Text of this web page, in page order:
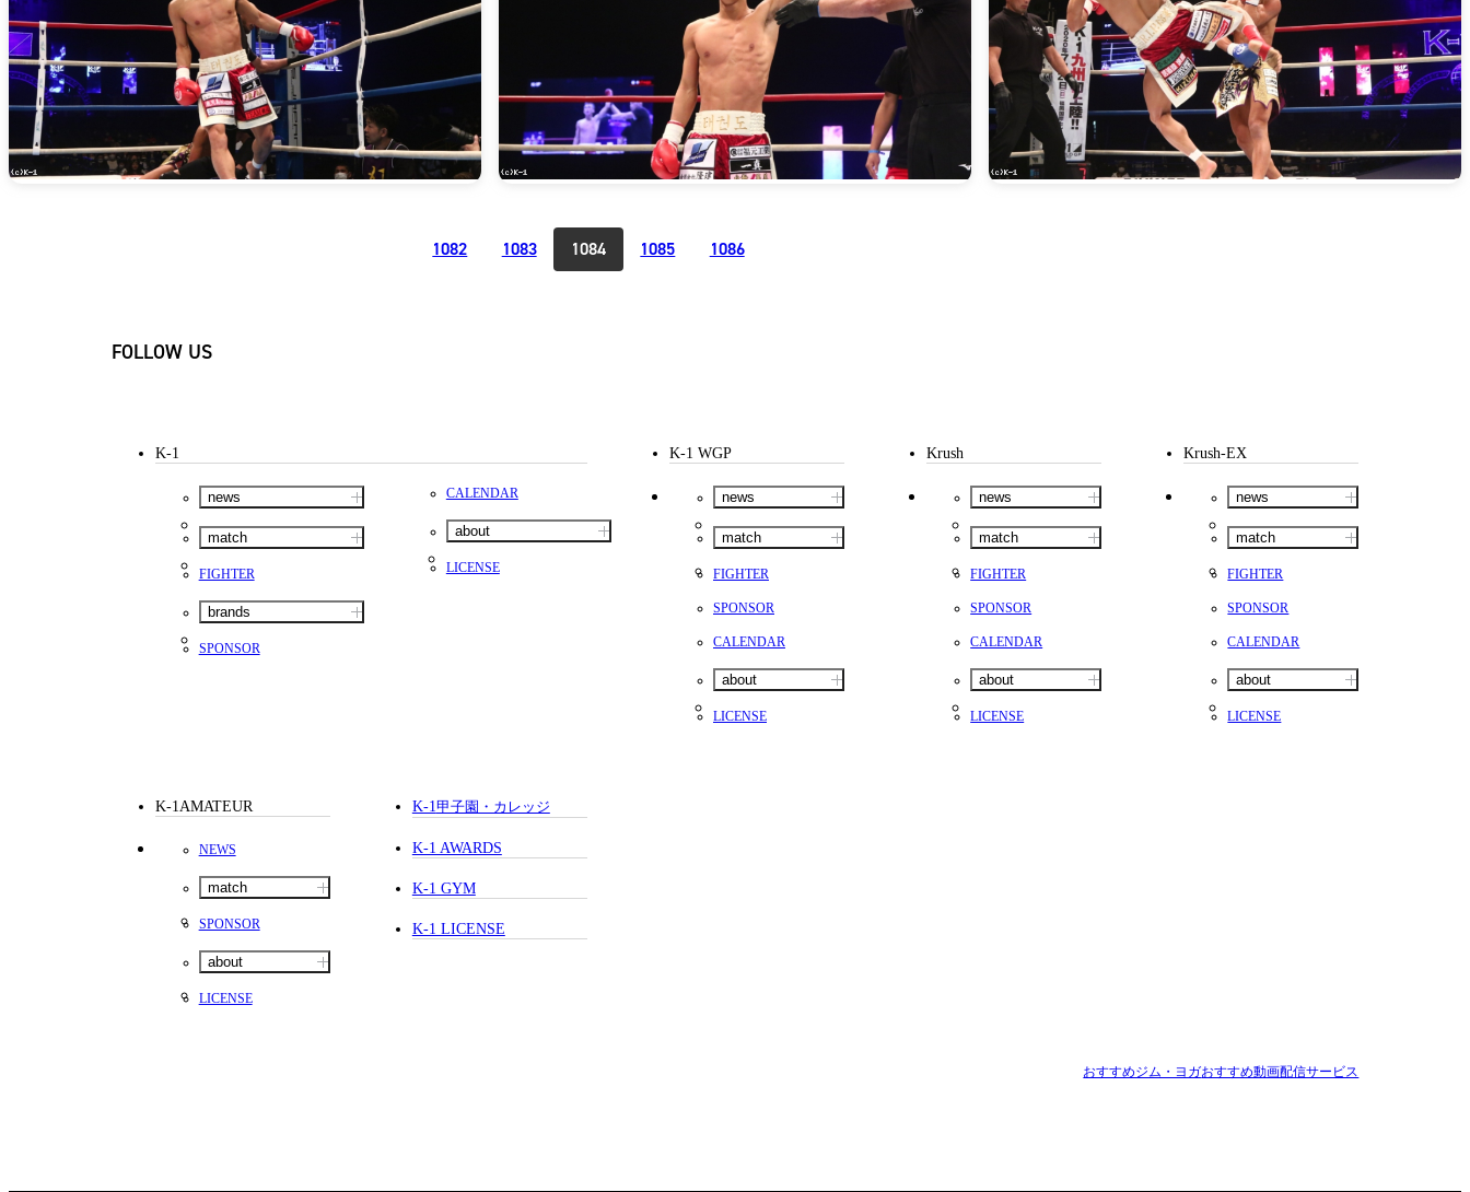
1082 1083 1084 1085 1086
FOLLOW US
K-1
news
match
FIGHTER
brands
SPONSOR
CALENDAR
about
LICENSE
K-1 WGP
news
match
FIGHTER
SPONSOR
CALENDAR
about
LICENSE
Krush
news
match
FIGHTER
SPONSOR
CALENDAR
about
LICENSE
Krush-EX
news
match
FIGHTER
SPONSOR
CALENDAR
about
LICENSE
K-1AMATEUR
NEWS
match
SPONSOR
about
LICENSE
K-1甲子園・カレッジ
K-1 AWARDS
K-1 GYM
K-1 LICENSE
おすすめジム・ヨガおすすめ動画配信サービス